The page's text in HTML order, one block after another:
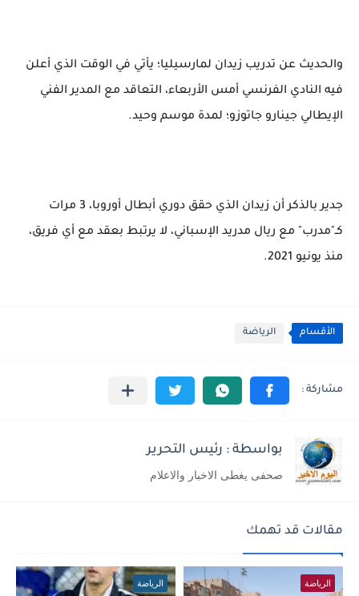
والحديث عن تدريب زيدان لمارسيليا؛ يأتي في الوقت الذي أعلن
فيه النادي الفرنسي أمس الأربعاء، التعاقد مع المدير الفني
الإيطالي جينارو جاتوزو؛ لمدة موسم وحيد.
جدير بالذكر أن زيدان الذي حقق دوري أبطال أوروبا، 3 مرات
كـ"مدرب" مع ريال مدريد الإسباني، لا يرتبط بعقد مع أي فريق،
منذ يونيو 2021.
الأقسام الرياضة
بواسطة : رئيس التحرير
صحفى يغطى الاخبار والاعلام
مقالات قد تهمك
الرياضة الرياضة